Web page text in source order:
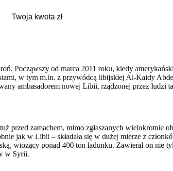
Począwszy od marca 2011 roku, kiedy
w tym m.in. z przywódcą libijskiej Al-Kaidy
ambasadorem nowej Libii, rządzonej przez ludzi
przed zamachem, mimo zgłaszanych wielokrotnie
jak w Libii – składała się w dużej mierze z
wiozący ponad 400 ton ładunku. Zawierał on nie
w Syrii.